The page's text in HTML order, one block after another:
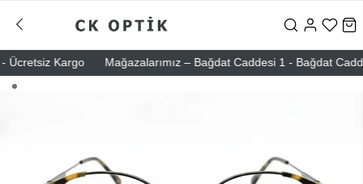
Kargo Mağazalarımız – Bağdat Caddesi 1 - Bağdat